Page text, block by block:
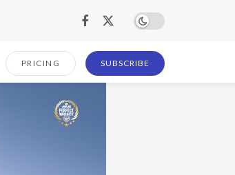
PRICING SUBSCRIBE